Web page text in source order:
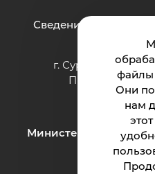
файлы
Они
нам
Сведения об
г. Сургут ул.
Приёмная: тел.:
e-mail:
Министерство науки